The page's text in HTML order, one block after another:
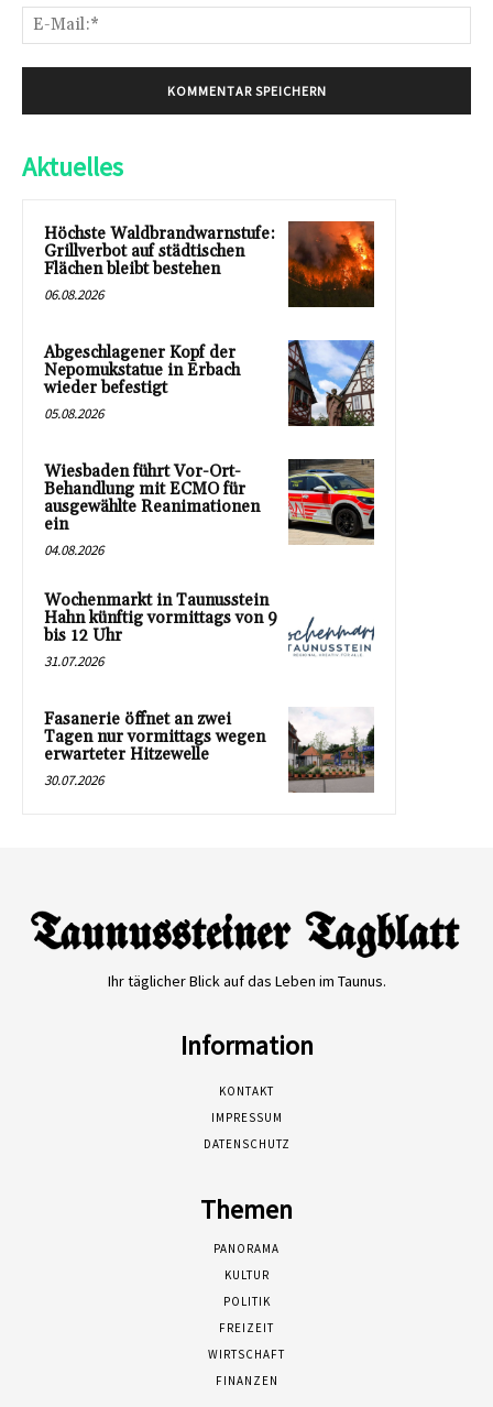
Aktuelles
Höchste Waldbrandwarnstufe:
Grillverbot auf städtischen
Flächen bleibt bestehen
06.08.2026
Abgeschlagener Kopf der
Nepomukstatue in Erbach
wieder befestigt
05.08.2026
Wiesbaden führt Vor-Ort-
Behandlung mit ECMO für
ausgewählte Reanimationen
ein
04.08.2026
Wochenmarkt in Taunusstein
Hahn künftig vormittags von 9
bis 12 Uhr
31.07.2026
Fasanerie öffnet an zwei
Tagen nur vormittags wegen
erwarteter Hitzewelle
30.07.2026
Ihr täglicher Blick auf das Leben im Taunus.
Information
KONTAKT
IMPRESSUM
DATENSCHUTZ
Themen
PANORAMA
KULTUR
POLITIK
FREIZEIT
WIRTSCHAFT
FINANZEN